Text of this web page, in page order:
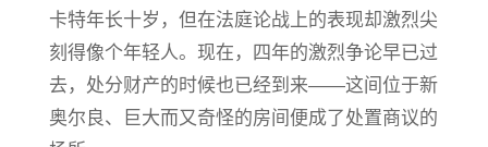
卡特年长十岁，但在法庭论战上的表现却激烈尖
刻得像个年轻人。现在，四年的激烈争论早已过
去，处分财产的时候也已经到来——这间位于新
奥尔良、巨大而又奇怪的房间便成了处置商议的